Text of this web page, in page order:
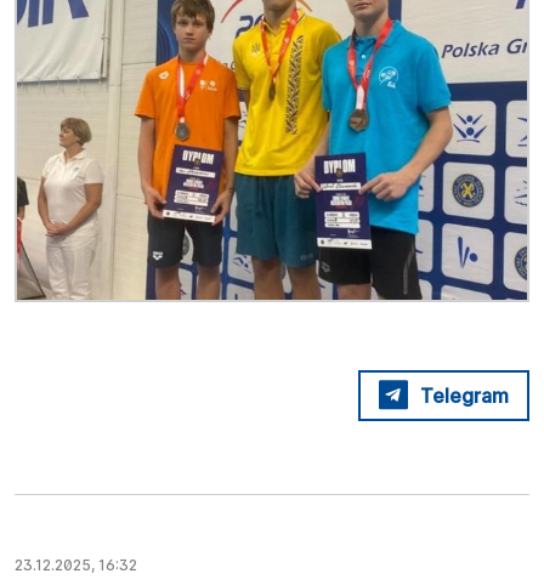
Telegram
23.12.2025, 16:32